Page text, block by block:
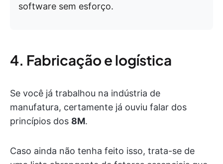
software sem esforço.
4. Fabricação e logística
Se você já trabalhou na indústria de
manufatura, certamente já ouviu falar dos
princípios dos 8M.
Caso ainda não tenha feito isso, trata-se de